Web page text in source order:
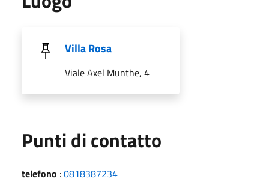
Villa Rosa
Viale Axel Munthe, 4
Punti di contatto
telefono :0818387234